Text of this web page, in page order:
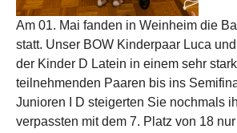
Am 01. Mai fanden in Weinheim die
statt. Unser BOW Kinderpaar Luca
der Kinder D Latein in einem sehr
teilnehmenden Paaren bis ins
Junioren I D steigerten Sie nochmals
verpassten mit dem 7. Platz von 18